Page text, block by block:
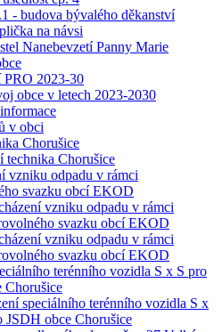
- budova bývalého děkanství
na návsi
Nanebevzetí Panny Marie
PRO 2023-30
obce v letech 2023-2030
v obci
Chorušice
technika Chorušice
vzniku odpadu v rámci
svazku obcí EKOD
vzniku odpadu v rámci
svazku obcí EKOD
vzniku odpadu v rámci
svazku obcí EKOD
terénního vozidla S x S pro
Chorušice
speciálního terénního vozidla S x
JSDH obce Chorušice